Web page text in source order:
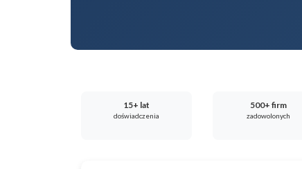
15+ lat
doświadczenia
500+ firm
zadowolonych